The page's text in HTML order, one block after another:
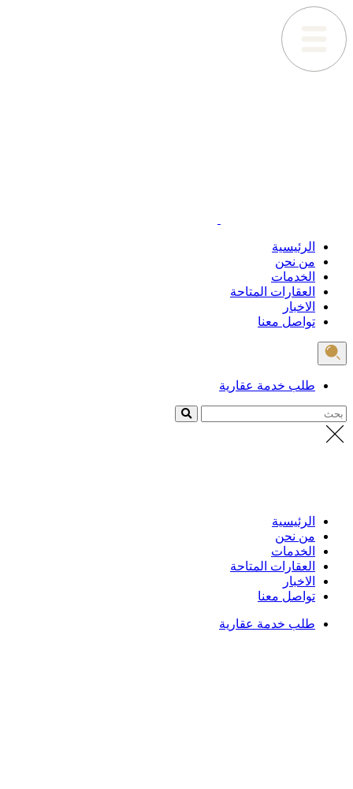
الرئيسية
من نحن
الخدمات
العقارات المتاحة
الاخبار
تواصل معنا
طلب خدمة عقارية
بحث
الرئيسية
من نحن
الخدمات
العقارات المتاحة
الاخبار
تواصل معنا
طلب خدمة عقارية